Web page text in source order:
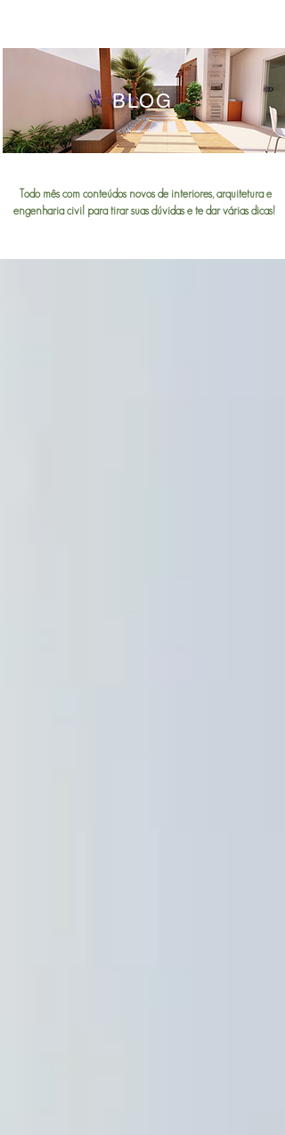
BLOG
Todo mês com conteúdos novos de interiores, arquitetura e
engenharia civil para tirar suas dúvidas e te dar várias dicas!